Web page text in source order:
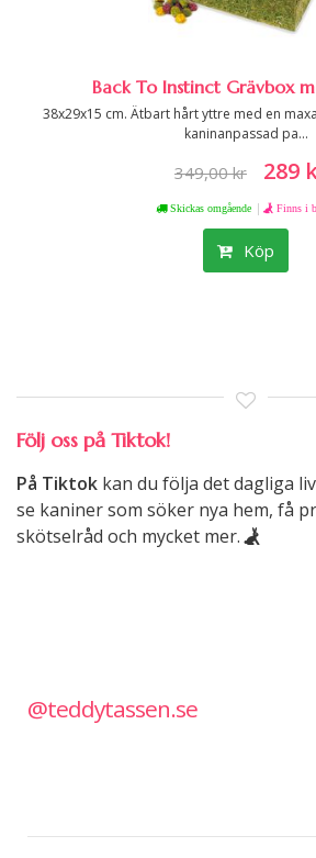
Back To Instinct Grävbox
38x29x15 cm. Ätbart hårt yttre med en
kaninanpassad pa...
349,00 kr 289
Skickas omgående | Finns i
Köp
Följ oss på Tiktok!
På Tiktok kan du följa det dagliga
se kaniner som söker nya hem, få
skötselråd och mycket mer.
@teddytassen.se